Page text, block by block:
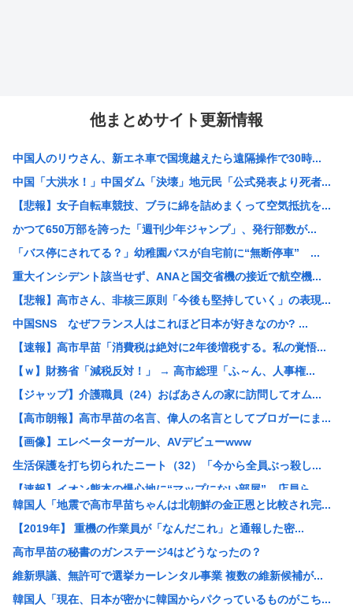
他まとめサイト更新情報
中国人のリウさん、新エネ車で国境越えたら遠隔操作で30時...
中国「大洪水！」中国ダム「決壊」地元民「公式発表より死者...
【悲報】女子自転車競技、ブラに綿を詰めまくって空気抵抗を...
かつて650万部を誇った「週刊少年ジャンプ」、発行部数が...
「バス停にされてる？」幼稚園バスが自宅前に“無断停車” ...
重大インシデント該当せず、ANAと国交省機の接近で航空機...
【悲報】高市さん、非核三原則「今後も堅持していく」の表現...
中国SNS なぜフランス人はこれほど日本が好きなのか? ...
【速報】高市早苗「消費税は絶対に2年後増税する。私の覚悟...
【ｗ】財務省「減税反対！」 → 高市総理「ふ～ん、人事権...
【ジャップ】介護職員（24）おばあさんの家に訪問してオム...
【高市朗報】高市早苗の名言、偉人の名言としてブロガーにま...
【画像】エレベーターガール、AVデビューwww
生活保護を打ち切られたニート（32）「今から全員ぶっ殺し...
【速報】イオン熊本の爆心地に“マップにない部屋” 店員ら...
be[662593167]⇦こいつ中国のことが好きすぎて...
元キャバ嬢のMINAさん（みなちゃん）が配信中に亡くなっ...
【衝撃】NHK職員が番組出演タレントから性被害←これ！
中国政府、強烈な不満を表明「泥棒が『泥棒を捕まえろ』と叫...
【速報】 記者「中革連は食料品消費税ゼロを公約に掲げてい...
韓国人「地震で高市早苗ちゃんは北朝鮮の金正恩と比較され完...
【2019年】 重機の作業員が「なんだこれ」と通報した密...
高市早苗の秘書のガンステージ4はどうなったの？
維新県議、無許可で選挙カーレンタル事業 複数の維新候補が...
韓国人「現在、日本が密かに韓国からパクっているものがこち...